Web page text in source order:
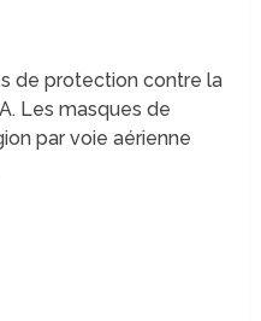
de protection contre la
Les masques de
par voie aérienne